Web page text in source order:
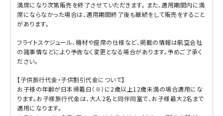
満席になり次第販売を終了させていただきます。 また、適用期間内に満
席にならなかった場合は、適用期間終了後も継続をして販売をすること
があります。
フライトスケジュール、機材や座席の仕様など、掲載の情報は航空会社
の諸事情などにより予告なく変更となる場合があります。予めご了承く
ださい。
【子供旅行代金・子供割引代金について】
お子様の年齢が日本帰着日（※）に2歳以上12歳未満の場合適用にな
ります。お子様旅行代金は、大人2名と同伴同室で、お子様最大2名まで
適用になります。